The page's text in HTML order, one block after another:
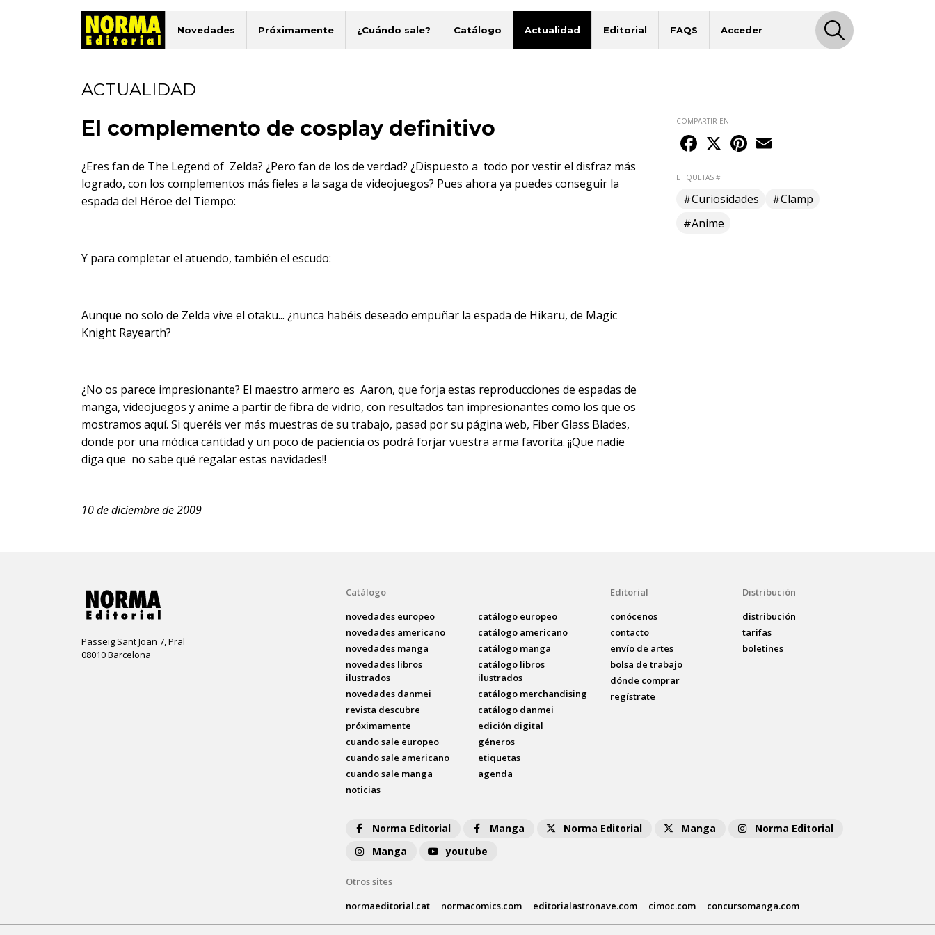
Novedades Próximamente ¿Cuándo sale? Catálogo Actualidad Editorial FAQS Acceder
ACTUALIDAD
El complemento de cosplay definitivo
¿Eres fan de The Legend of Zelda? ¿Pero fan de los de verdad? ¿Dispuesto a todo por vestir el disfraz más
logrado, con los complementos más fieles a la saga de videojuegos? Pues ahora ya puedes conseguir la
espada del Héroe del Tiempo:
Y para completar el atuendo, también el escudo:
Aunque no solo de Zelda vive el otaku... ¿nunca habéis deseado empuñar la espada de Hikaru, de Magic
Knight Rayearth?
¿No os parece impresionante? El maestro armero es Aaron, que forja estas reproducciones de espadas de
manga, videojuegos y anime a partir de fibra de vidrio, con resultados tan impresionantes como los que os
mostramos aquí. Si queréis ver más muestras de su trabajo, pasad por su página web, Fiber Glass Blades,
donde por una módica cantidad y un poco de paciencia os podrá forjar vuestra arma favorita. ¡¡Que nadie
diga que no sabe qué regalar estas navidades!!
10 de diciembre de 2009
COMPARTIR EN
Facebook
X Pinterest
ETIQUETAS #
#Curiosidades
#Clamp
#Anime
Passeig Sant Joan 7, Pral
08010 Barcelona
Catálogo
novedades europeo
novedades americano
novedades manga
novedades libros
ilustrados
novedades danmei
revista descubre
próximamente
cuando sale europeo
cuando sale americano
cuando sale manga
noticias
catálogo europeo
catálogo americano
catálogo manga
catálogo libros
ilustrados
catálogo merchandising
catálogo danmei
edición digital
géneros
etiquetas
agenda
Editorial
conócenos
contacto
envío de artes
bolsa de trabajo
dónde comprar
regístrate
Distribución
distribución
tarifas
boletines
Norma Editorial Manga Norma Editorial Manga
Norma Editorial
Manga
youtube
Otros sites
normaeditorial.cat
normacomics.com editorialastronave.com cimoc.com concursomanga.com